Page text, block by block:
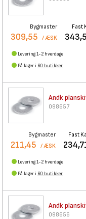
Bygmaster
309,55 / ÆSK
Fast
Levering 1-2 hverdage
På lager i 60 butikker
Andk
098657
Bygmaster
211,45 / ÆSK
Fast
Levering 1-2 hverdage
På lager i 60 butikker
Andk
098656